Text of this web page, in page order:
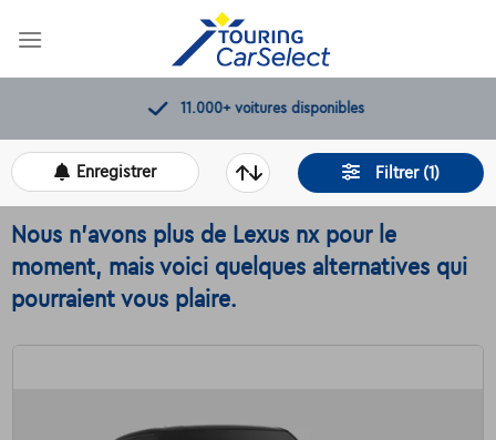
11.000+voitures disponibles
Filtrer (1)
Enregistrer
Nous n'avons plus de Lexus nx pour le
moment, mais voici quelques alternatives qui
pourraient vous plaire.